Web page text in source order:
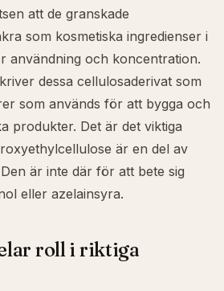
att de granskade
som kosmetiska ingredienser i
användning och koncentration.
dessa cellulosaderivat som
som används för att bygga och
produkter. Det är det viktiga
är en del av
är inte där för att bete sig
eller azelainsyra.
roll i riktiga